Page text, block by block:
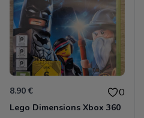
8.90 € 0
Lego Dimensions Xbox 360